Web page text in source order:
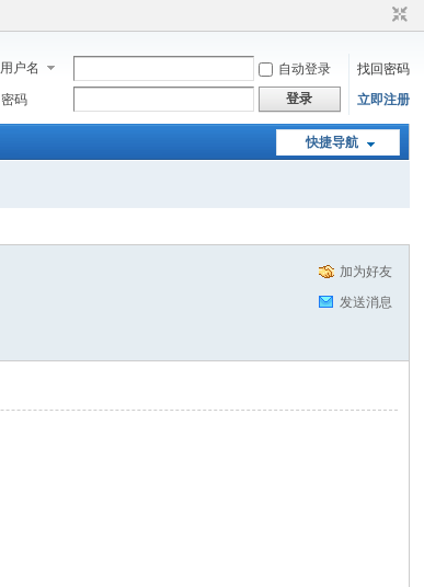
用户名 自动登录
找回密码
密码
登录 立即注册
快捷导航
加为好友
发送消息